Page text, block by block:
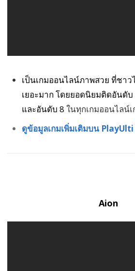
เป็นเกมออนไลน์ภาพสวย ที่ชาว
เยอะมาก โดยยอดนิยมติดอันดับ
และอันดับ 8 ในทุกเกมออนไลน์
ดูข้อมูลเกมเพิ่มเติมบน PlayUlti
Aion